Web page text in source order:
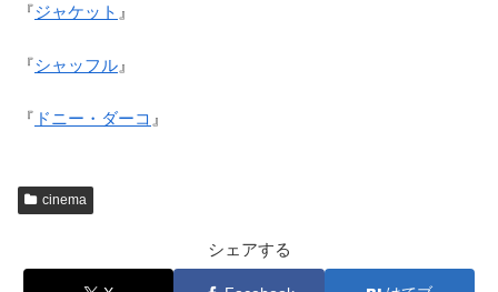
『ジャケット 』
『シャッフル 』
『 ドニー・ダーコ 』
cinema
シェアする